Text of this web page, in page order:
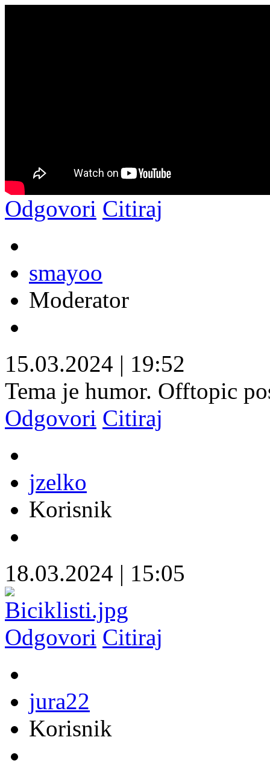
Odgovori Citiraj
smayoo
Moderator
15.03.2024 | 19:52
Tema je humor. Offtopic
Odgovori Citiraj
jzelko
Korisnik
18.03.2024 | 15:05
Odgovori Citiraj
jura22
Korisnik